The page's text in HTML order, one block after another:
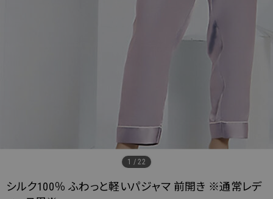
1 /22
シルク100％ ふわっと軽いパジャマ 前開き ※通常レデ